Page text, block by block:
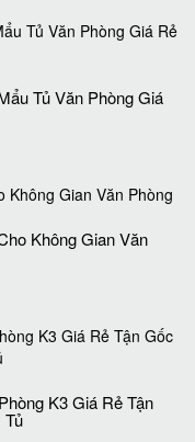
Tủ Văn Phòng Giá
Không Gian Văn
K3 Giá Rẻ Tận